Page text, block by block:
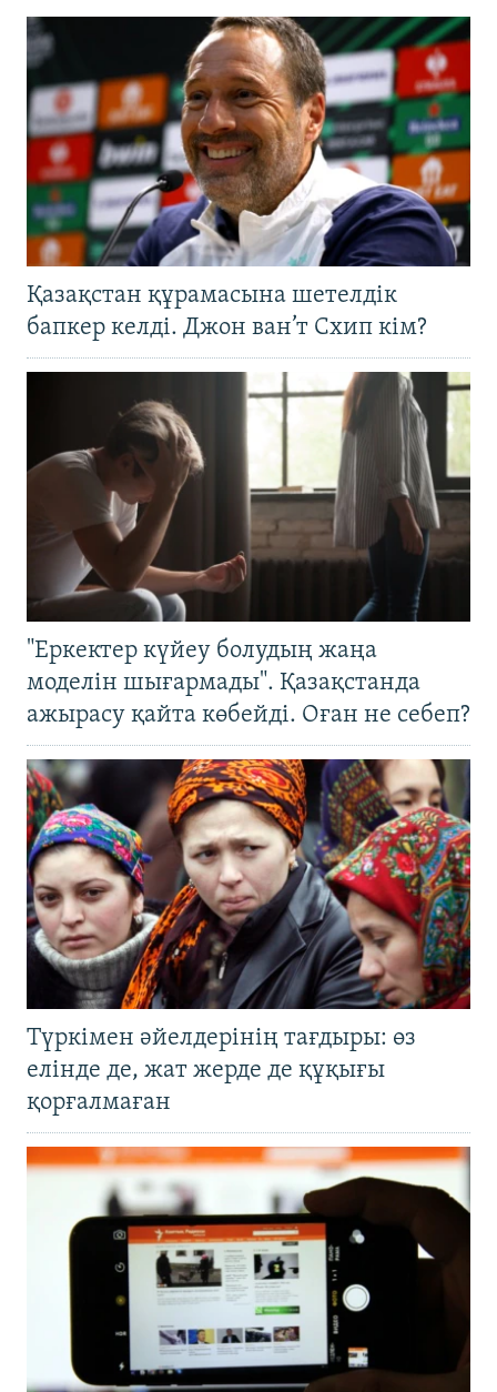
Қазақстан құрамасына шетелдік
бапкер келді. Джон ван’т Схип кім?
"Еркектер күйеу болудың жаңа
моделін шығармады". Қазақстанда
ажырасу қайта көбейді. Оған не себеп?
Түркімен әйелдерінің тағдыры: өз
елінде де, жат жерде де құқығы
қорғалмаған